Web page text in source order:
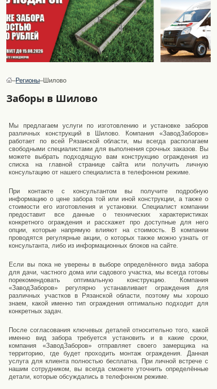
–Регионы–Шилово
Заборы в Шилово
Мы предлагаем услуги по изготовлению и установке заборов
различных конструкций в Шилово. Компания «ЗаводЗаборов»
работает по всей Рязанской области, мы всегда располагаем
свободными специалистами для выполнения срочных заказов. Вы
можете выбрать подходящую вам конструкцию ограждения из
списка на главной странице сайта или получить личную
консультацию от нашего специалиста в телефонном режиме.
При контакте с консультантом вы получите подробную
информацию о цене забора той или иной конструкции, а также о
стоимости его изготовления и установки. Специалист компании
предоставит все данные о технических характеристиках
конкретного ограждения и расскажет про доступные для него
опции, которые напрямую влияют на стоимость. В компании
проводятся регулярные акции, о которых также можно узнать от
консультанта, либо из информационных блоков на сайте.
Если вы пока не уверены в выборе определённого вида забора
для дачи, частного дома или садового участка, мы всегда готовы
порекомендовать оптимальную конструкцию. Компания
«ЗаводЗаборов» регулярно устанавливает ограждения для
различных участков в Рязанской области, поэтому мы хорошо
знаем, какой именно тип ограждения оптимально подходит для
конкретных задач.
После согласования ключевых деталей относительно того, какой
именно вид забора требуется установить и в какие сроки,
компания «ЗаводЗаборов» отправляет своего замерщика на
территорию, где будет проходить монтаж ограждения. Данная
услуга для клиента полностью бесплатна. При личной встрече с
нашим сотрудником, вы всегда сможете уточнить определённые
детали, которые обсуждались в телефонном режиме.